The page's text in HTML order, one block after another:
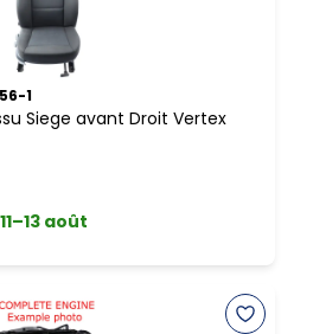
1
Siege avant Droit Vertex
11–13 août